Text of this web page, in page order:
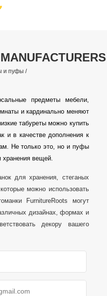
и пуфы /
предметы мебели,
и кардинально меняют
табуреты можно купить
и в качестве дополнения к
Не только это, но и пуфы
вещей.
для хранения, стеганых
можно использовать
FurnitureRoots могут
дизайнах, формах и
декору вашего